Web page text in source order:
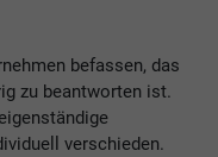
befassen, das
zu beantworten ist.
verschieden.